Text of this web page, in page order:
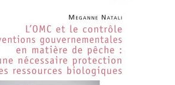
MON PETIT ÉDITEUR